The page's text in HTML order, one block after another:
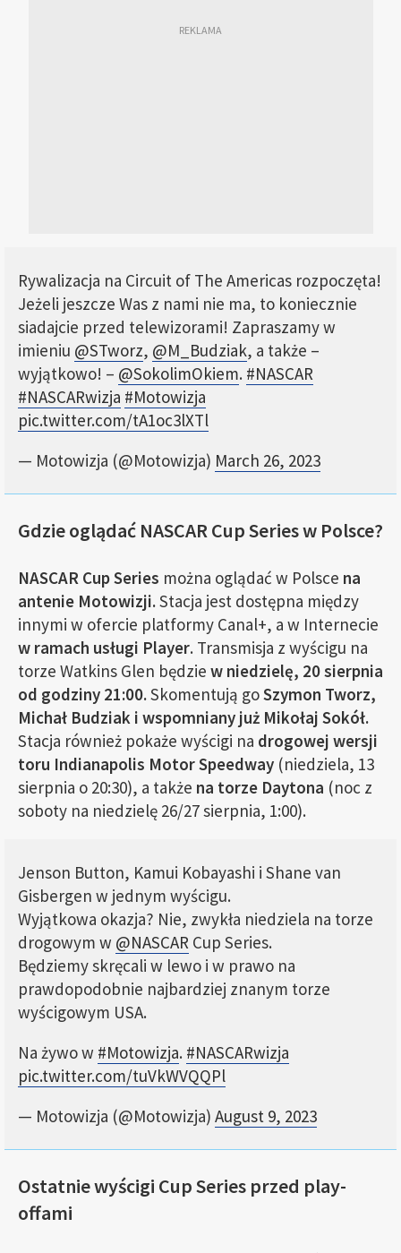
Rywalizacja na Circuit of The Americas rozpoczęta!
Jeżeli jeszcze Was z nami nie ma, to koniecznie
siadajcie przed telewizorami! Zapraszamy w
imieniu @STworz, @M_Budziak, a także –
wyjątkowo! – @SokolimOkiem. #NASCAR
#NASCARwizja #Motowizja
pic.twitter.com/tA1oc3lXTl
— Motowizja (@Motowizja) March 26, 2023
Gdzie oglądać NASCAR Cup Series w Polsce?
NASCAR Cup Series można oglądać w Polsce na
antenie Motowizji.Stacja jest dostępna między
innymi w ofercie platformy Canal+, a w Internecie
w ramach usługi Player. Transmisja z wyścigu na
torze Watkins Glen będzie w niedzielę, 20 sierpnia
od godziny 21:00.Skomentują goSzymon Tworz,
Michał Budziak i wspomniany już Mikołaj Sokół.
Stacja również pokaże wyścigi na drogowej wersji
toru Indianapolis Motor Speedway (niedziela, 13
sierpnia o 20:30), a także na torze Daytona (noc z
soboty na niedzielę 26/27 sierpnia, 1:00).
Jenson Button, Kamui Kobayashi i Shane van
Gisbergen w jednym wyścigu.
Wyjątkowa okazja? Nie, zwykła niedziela na torze
drogowym w @NASCAR Cup Series.
Będziemy skręcali w lewo i w prawo na
prawdopodobnie najbardziej znanym torze
wyścigowym USA.
Na żywo w #Motowizja. #NASCARwizja
pic.twitter.com/tuVkWVQQPl
— Motowizja (@Motowizja) August 9, 2023
Ostatnie wyścigi Cup Series przed play-
offami